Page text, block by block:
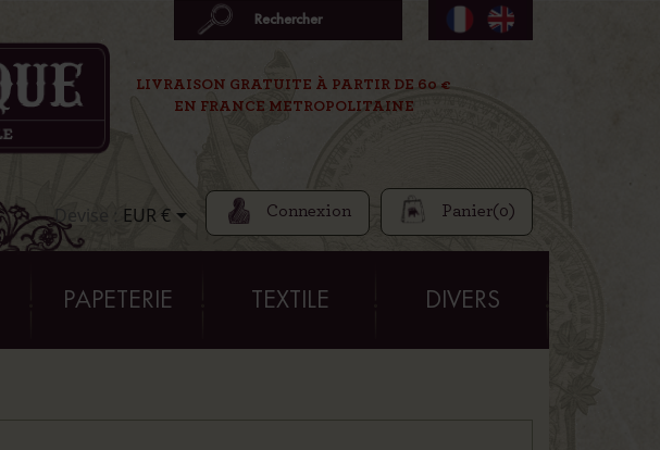
LIVRAISON GRATUITE À PARTIR DE 60 €
EN FRANCE METROPOLITAINE
PAPETERIE TEXTILE DIVERS
Devise : EUR € Connexion Panier(0)